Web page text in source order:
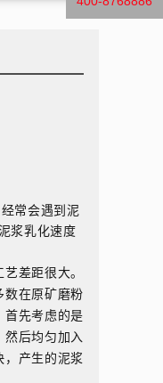
常会遇到泥
浆乳化速度
差距很大。
数在原矿磨粉
首先考虑的是
然后均匀加入
产生的泥浆